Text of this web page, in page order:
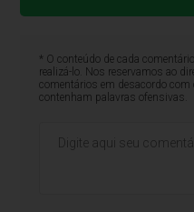
* O conteúdo de cada
realizá-lo. Nos reservamos ao
comentários em desacordo
contenham palavras ofensivas.